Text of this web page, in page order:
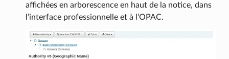
affichées en arborescence en haut de la notice, dans
l’interface professionnelle et à l’OPAC.